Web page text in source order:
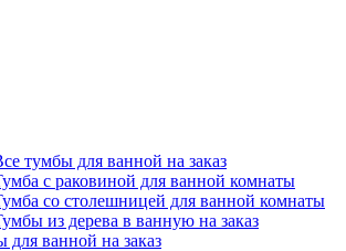
тумбы для ванной на заказ
с раковиной для ванной комнаты
со столешницей для ванной комнаты
из дерева в ванную на заказ
для ванной на заказ